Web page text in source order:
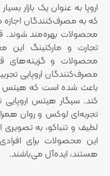
اروپا به عنوان یک بازار
که به مصرف‌کنندگان
محصولات بهره‌مند شوند.
تجارت و مارکتینگ این
محصولات و گزینه‌های
مصرف‌کنندگان اروپایی
باعث شده است که هیتس
کند. سیگار هیتس
تجربه‌ای لوکس و روان
لطیف و تنباکو، به
این محصولات برای
هستند، ایده‌آل می‌باشند.